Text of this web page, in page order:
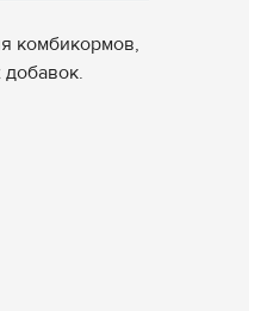
комбикормов,